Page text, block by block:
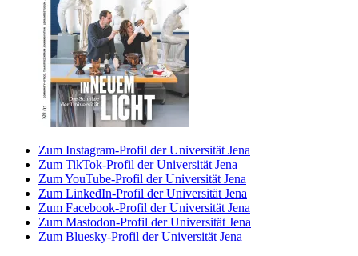
Zum Instagram-Profil der Universität Jena
Zum TikTok-Profil der Universität Jena
Zum YouTube-Profil der Universität Jena
Zum LinkedIn-Profil der Universität Jena
Zum Facebook-Profil der Universität Jena
Zum Mastodon-Profil der Universität Jena
Zum Bluesky-Profil der Universität Jena